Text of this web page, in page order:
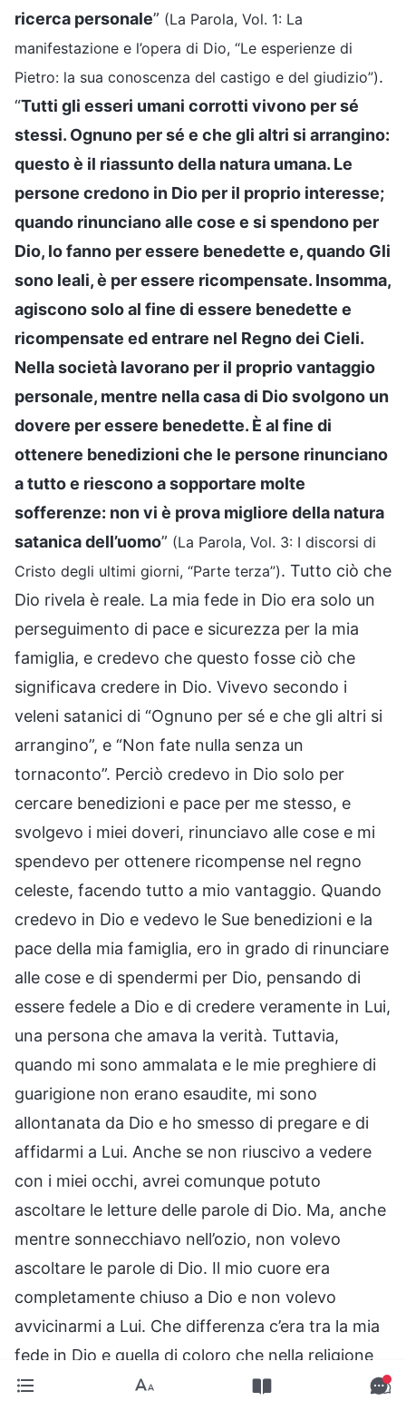
ricerca personale” (La Parola, Vol. 1: La
manifestazione e l’opera di Dio, “Le esperienze di
Pietro: la sua conoscenza del castigo e del giudizio”).
“Tutti gli esseri umani corrotti vivono per sé
stessi. Ognuno per sé e che gli altri si arrangino:
questo è il riassunto della natura umana. Le
persone credono in Dio per il proprio interesse;
quando rinunciano alle cose e si spendono per
Dio, lo fanno per essere benedette e, quando Gli
sono leali, è per essere ricompensate. Insomma,
agiscono solo al fine di essere benedette e
ricompensate ed entrare nel Regno dei Cieli.
Nella società lavorano per il proprio vantaggio
personale, mentre nella casa di Dio svolgono un
dovere per essere benedette. È al fine di
ottenere benedizioni che le persone rinunciano
a tutto e riescono a sopportare molte
sofferenze: non vi è prova migliore della natura
satanica dell’uomo” (La Parola, Vol. 3: I discorsi di
Cristo degli ultimi giorni, “Parte terza”). Tutto ciò che
Dio rivela è reale. La mia fede in Dio era solo un
perseguimento di pace e sicurezza per la mia
famiglia, e credevo che questo fosse ciò che
significava credere in Dio. Vivevo secondo i
veleni satanici di “Ognuno per sé e che gli altri si
arrangino”, e “Non fate nulla senza un
tornaconto”. Perciò credevo in Dio solo per
cercare benedizioni e pace per me stesso, e
svolgevo i miei doveri, rinunciavo alle cose e mi
spendevo per ottenere ricompense nel regno
celeste, facendo tutto a mio vantaggio. Quando
credevo in Dio e vedevo le Sue benedizioni e la
pace della mia famiglia, ero in grado di rinunciare
alle cose e di spendermi per Dio, pensando di
essere fedele a Dio e di credere veramente in Lui,
una persona che amava la verità. Tuttavia,
quando mi sono ammalata e le mie preghiere di
guarigione non erano esaudite, mi sono
allontanata da Dio e ho smesso di pregare e di
affidarmi a Lui. Anche se non riuscivo a vedere
con i miei occhi, avrei comunque potuto
ascoltare le letture delle parole di Dio. Ma, anche
mentre sonnecchiavo nell’ozio, non volevo
ascoltare le parole di Dio. Il mio cuore era
completamente chiuso a Dio e non volevo
avvicinarmi a Lui. Che differenza c’era tra la mia
fede in Dio e quella di coloro che nella religione
cercano solo lo stomaco pieno? Credono in Dio